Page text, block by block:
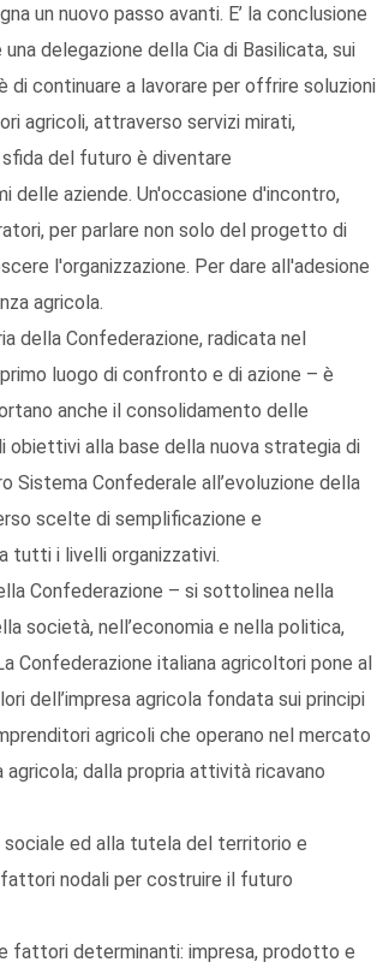
un nuovo passo avanti. E’ la conclusione
delegazione della Cia di Basilicata, sui
di continuare a lavorare per offrire soluzioni
agricoli, attraverso servizi mirati,
del futuro è diventare
delle aziende. Un'occasione d'incontro,
per parlare non solo del progetto di
l'organizzazione. Per dare all'adesione
agricola.‬
della Confederazione, radicata nel
luogo di confronto e di azione – è
anche il consolidamento delle
obiettivi alla base della nuova strategia di
Sistema Confederale all’evoluzione della
scelte di semplificazione e
tutti i livelli organizzativi.
Confederazione – si sottolinea nella
società, nell’economia e nella politica,
Confederazione italiana agricoltori pone al
dell’impresa agricola fondata sui principi
agricoli che operano nel mercato
dalla propria attività ricavano
sociale ed alla tutela del territorio e
fattori nodali per costruire il futuro
fattori determinanti: impresa, prodotto e